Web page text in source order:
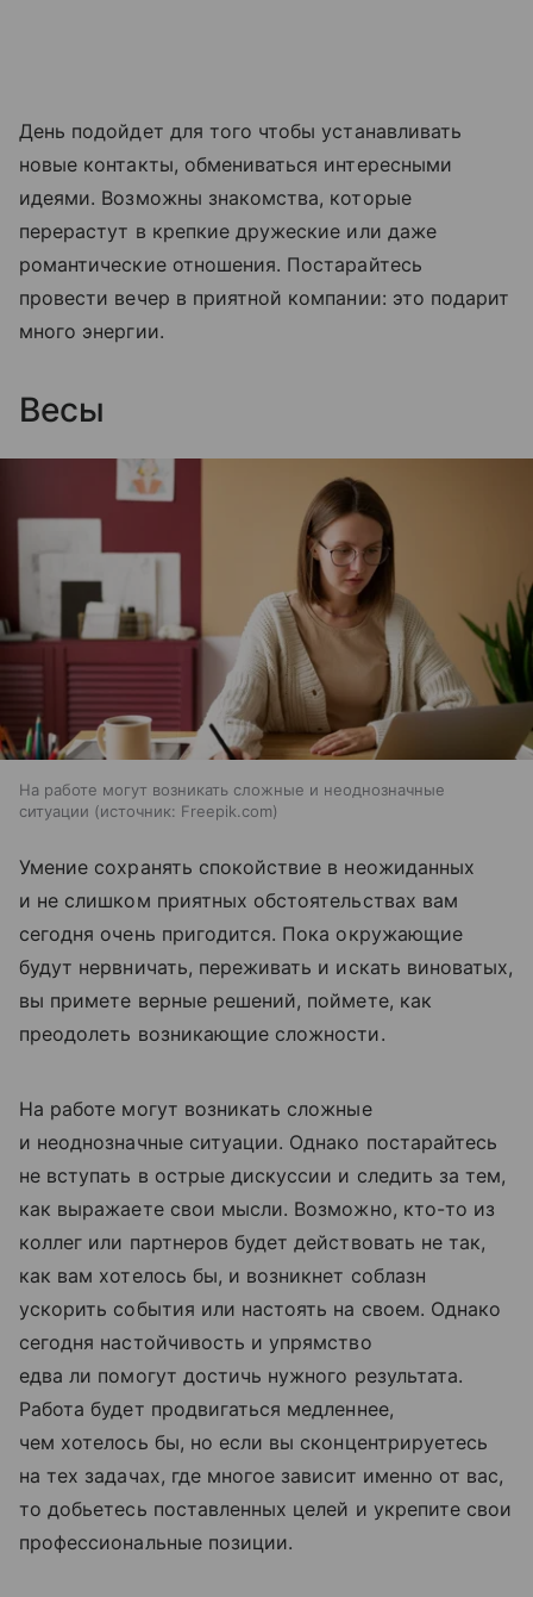
День подойдет для того чтобы устанавливать
новые контакты, обмениваться интересными
идеями. Возможны знакомства, которые
перерастут в крепкие дружеские или даже
романтические отношения. Постарайтесь
провести вечер в приятной компании: это подарит
много энергии.
Весы
На работе могут возникать сложные и неоднозначные
ситуации
источник: Freepik.com
Умение сохранять спокойствие в неожиданных
и не слишком приятных обстоятельствах вам
сегодня очень пригодится. Пока окружающие
будут нервничать, переживать и искать виноватых,
вы примете верные решений, поймете, как
преодолеть возникающие сложности.
На работе могут возникать сложные
и неоднозначные ситуации. Однако постарайтесь
не вступать в острые дискуссии и следить за тем,
как выражаете свои мысли. Возможно, кто-то из
коллег или партнеров будет действовать не так,
как вам хотелось бы, и возникнет соблазн
ускорить события или настоять на своем. Однако
сегодня настойчивость и упрямство
едва ли помогут достичь нужного результата.
Работа будет продвигаться медленнее,
чем хотелось бы, но если вы сконцентрируетесь
на тех задачах, где многое зависит именно от вас,
то добьетесь поставленных целей и укрепите свои
профессиональные позиции.